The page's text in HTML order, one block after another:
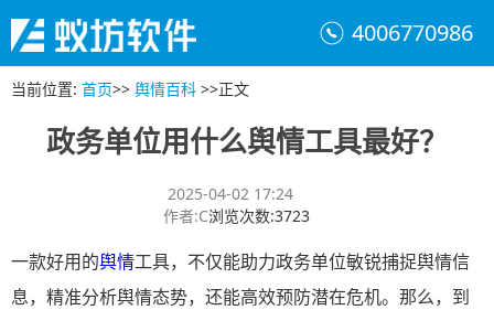
4006770986
当前位置: 首页>> 舆情百科 >>正文
政务单位用什么舆情工具最好？
2025-04-02 17:24
作者:C浏览次数:3723
一款好用的舆情工具，不仅能助力政务单位敏锐捕捉舆情信
息，精准分析舆情态势，还能高效预防潜在危机。那么，到